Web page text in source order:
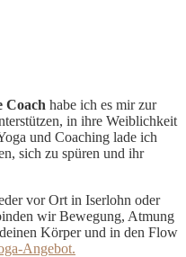
Coach habe ich es mir zur
in ihre Weiblichkeit
und Coaching lade ich
sich zu spüren und ihr
vor Ort in Iserlohn oder
wir Bewegung, Atmung
Körper und in den Flow
Angebot.